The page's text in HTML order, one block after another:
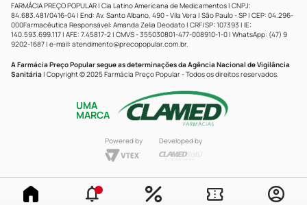
FARMÁCIA PREÇO POPULAR | Cia Latino Americana de Medicamentos | CNPJ:
84.683.481/0416-04 | End: Av. Santo Albano, 490 - Vila Vera | São Paulo - SP | CEP: 04.296-
000Farmacêutica Responsável: Amanda Zelia Deodato | CRF/SP: 107393 | IE:
140.593.699.117 | AFE: 7.45817-2 | CMVS - 355030801-477-008910-1-0 | WhatsApp: (47) 9
9202-1687 | e-mail: atendimento@precopopular.com.br.
A Farmácia Preço Popular segue as determinações da Agência Nacional de Vigilância
Sanitária | Copyright © 2025 Farmácia Preço Popular - Todos os direitos reservados.
UMA
MARCA
Powered by Developed by